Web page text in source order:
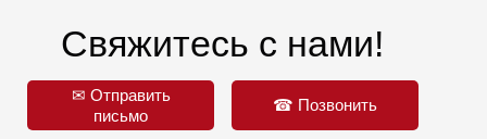
Свяжитесь с нами!
✉ Отправить
письмо
☎ Позвонить